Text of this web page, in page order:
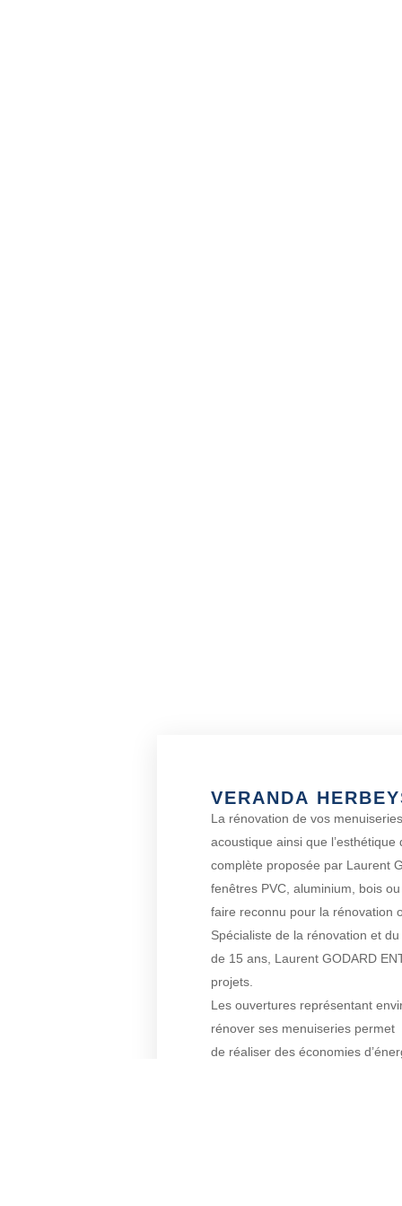
VERANDA
La rénovation de vos
acoustique ainsi que
complète proposée par Laurent
fenêtres PVC, aluminium, bois
faire reconnu pour la rénovation
Spécialiste de la rénovation et
de 15 ans, Laurent GODARD
projets.
Les ouvertures représentant
rénover ses menuiseries permet
de réaliser des économies